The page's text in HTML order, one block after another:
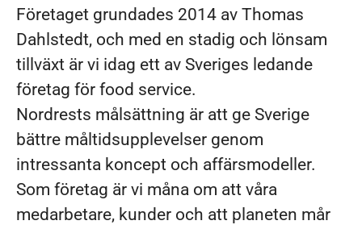
Företaget grundades 2014 av Thomas
Dahlstedt, och med en stadig och lönsam
tillväxt är vi idag ett av Sveriges ledande
företag för food service.
Nordrests målsättning är att ge Sverige
bättre måltidsupplevelser genom
intressanta koncept och affärsmodeller.
Som företag är vi måna om att våra
medarbetare, kunder och att planeten mår